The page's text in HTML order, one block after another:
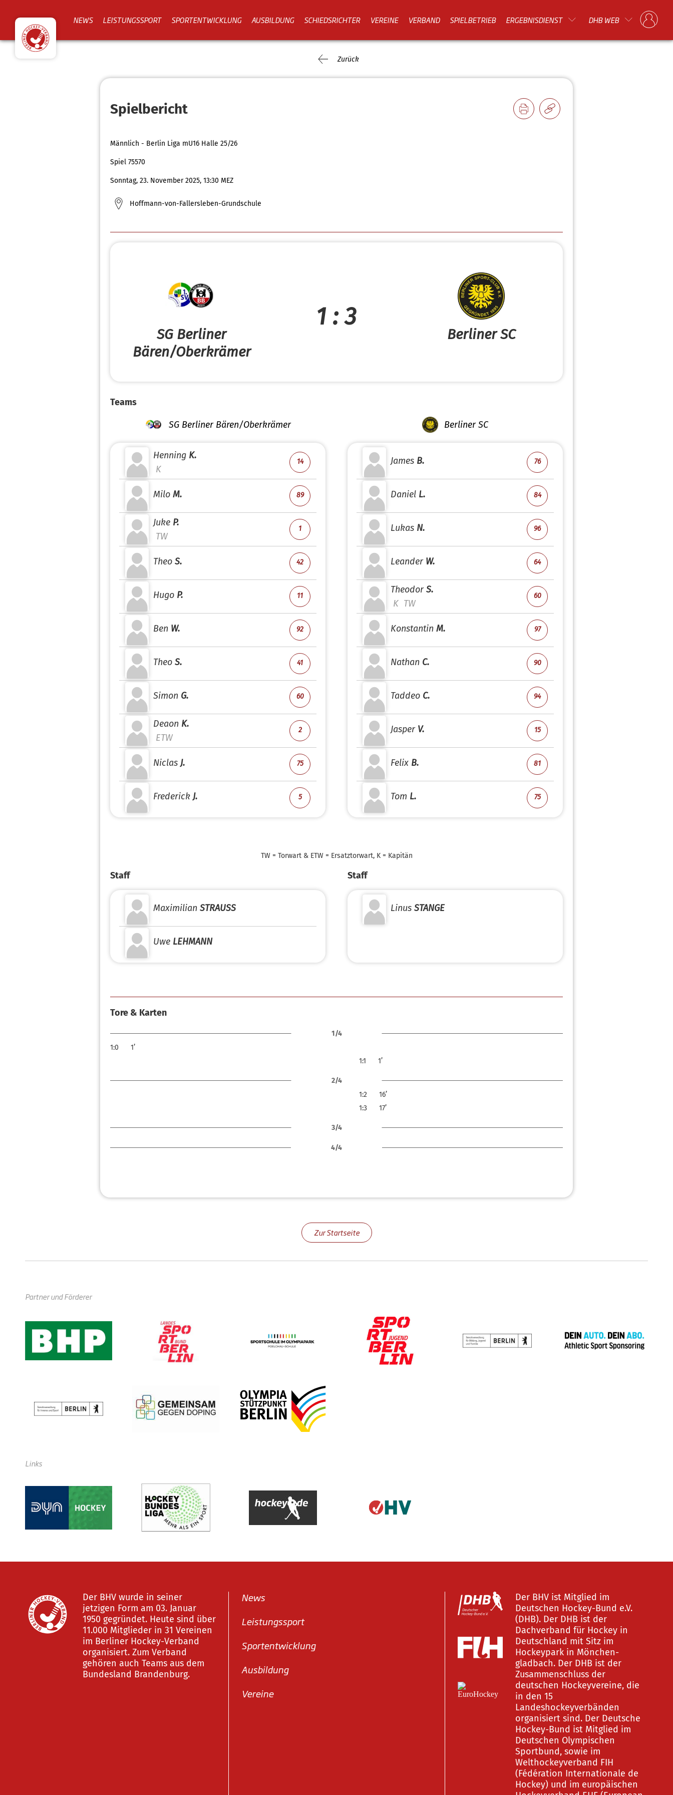
NEWS LEISTUNGSSPORT SPORTENTWICKLUNG AUSBILDUNG SCHIEDSRICHTER VEREINE VERBAND SPIELBETRIEB ERGEBNISDIENST DHB WEB
Zurück
Spielbericht
Männlich - Berlin Liga mU16 Halle 25/26
Spiel 75570
Sonntag, 23. November 2025, 13:30 MEZ
Hoffmann-von-Fallersleben-Grundschule
SG Berliner
Bären/Oberkrämer
1 : 3
Berliner SC
Teams
SG Berliner Bären/Oberkrämer
Henning K.
K
14
Milo M. 89
Juke P.
TW
1
Theo S. 42
Hugo P. 11
Ben W. 92
Theo S. 41
Simon G. 60
Deaon K.
ETW
2
Niclas J. 75
Frederick J. 5
Berliner SC
James B. 76
Daniel L. 84
Lukas N. 96
Leander W. 64
Theodor S.
K TW
60
Konstantin M. 97
Nathan C. 90
Taddeo C. 94
Jasper V. 15
Felix B. 81
Tom L. 75
TW = Torwart & ETW = Ersatztorwart, K = Kapitän
Staff
Maximilian STRAUSS
Uwe LEHMANN
Staff
Linus STANGE
Tore & Karten
1/4
1:0
1’
1:1
1’
2/4
1:2
16’
1:3
17’
3/4
4/4
Zur Startseite
Partner und Förderer
Links
Der BHV wurde in seiner
jetzigen Form am 03. Januar
1950 gegründet. Heute sind über
11.000 Mitglieder in 31 Vereinen
im Berliner Hockey-Verband
organisiert. Zum Verband
gehören auch Teams aus dem
Bundesland Brandenburg.
News
Leistungssport
Sportentwicklung
Ausbildung
Vereine
Der BHV ist Mitglied im
Deutschen Hockey-Bund e.V.
(DHB). Der DHB ist der
Dachverband für Hockey in
Deutschland mit Sitz im
Hockeypark in Mönchen-
gladbach. Der DHB ist der
Zusammenschluss der
deutschen Hockeyvereine, die
in den 15
Landeshockeyverbänden
organisiert sind. Der Deutsche
Hockey-Bund ist Mitglied im
Deutschen Olympischen
Sportbund, sowie im
Welthockeyverband FIH
(Fédération Internationale de
Hockey) und im europäischen